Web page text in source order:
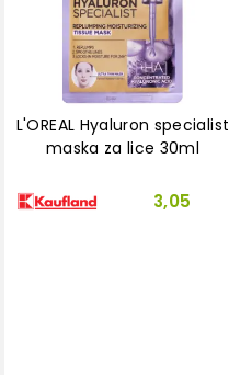
L'OREAL Hyaluron specialist
maska za lice 30ml
3,05